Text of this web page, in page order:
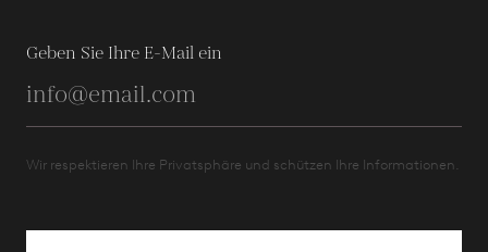
Geben Sie Ihre E-Mail ein
Wir respektieren Ihre Privatsphäre und schützen Ihre Informationen.